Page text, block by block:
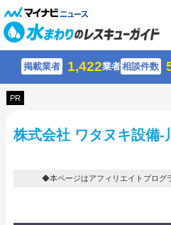
掲載業者 1,422業者相談件数
PR
株式会社 ワタヌキ設備-
◆本ページはアフィリエイトプログ